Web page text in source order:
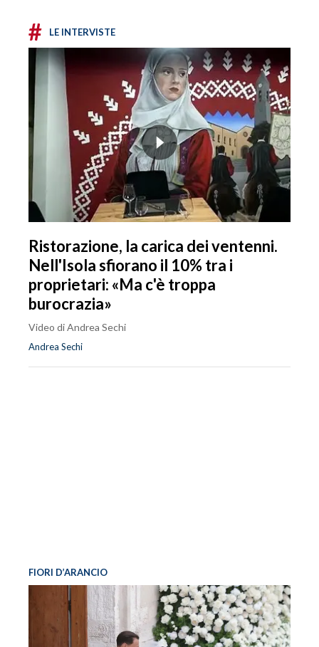
# LE INTERVISTE
Ristorazione, la carica dei ventenni.
Nell'Isola sfiorano il 10% tra i
proprietari: «Ma c'è troppa
burocrazia»
Video di Andrea Sechi
Andrea Sechi
FIORI D’ARANCIO